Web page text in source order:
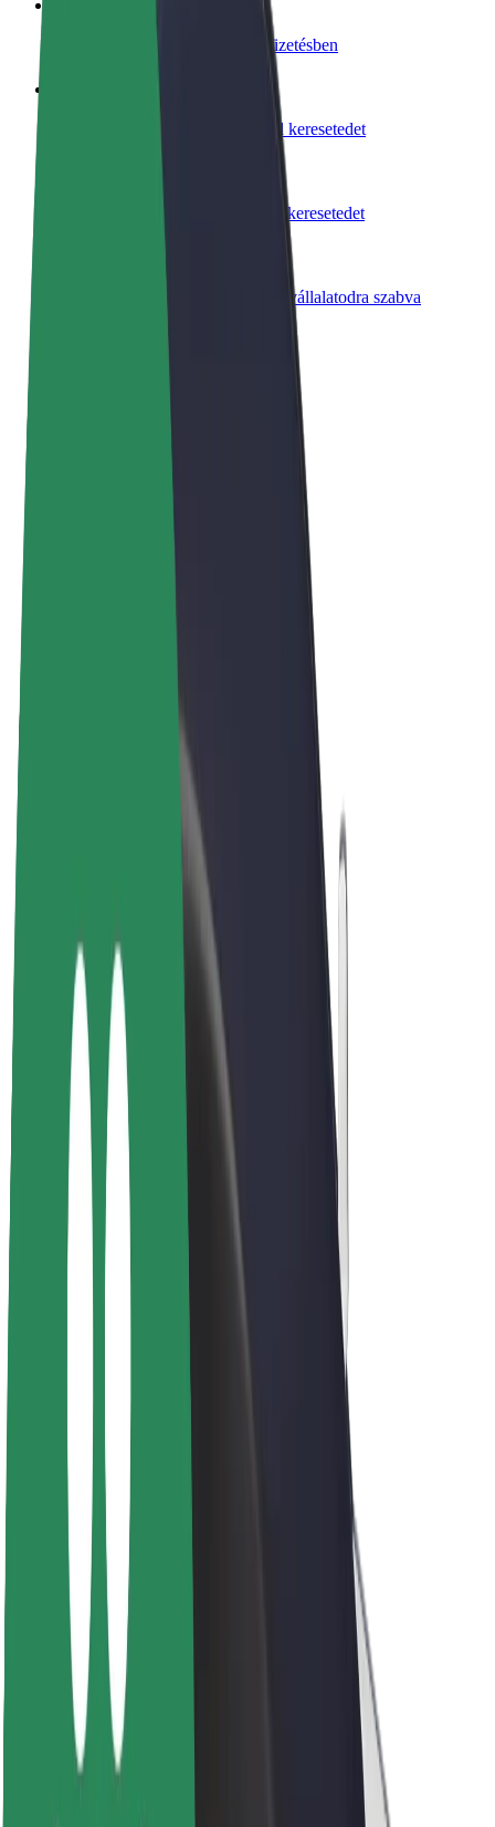
Legyél futár és részesülj heti kifizetésben
Érj el több felhasználót és növeld keresetedet
Regisztrálj flottatulajdonosként
Légy Bolt flottapartner és növeld keresetedet
Bolt for Business
Bolt termékek és szolgáltatások a vállalatodra szabva
Keress a Bolttal
Sofőrök
Sofőr kereset
Futárok
Futár kereset
Bolt Food kereskedők
Flották
Fenntarthatóság a Boltnál
Blog
Sajtószoba
Küldetés
Befektetői kapcsolatok
Vezetőség
Márka
Média
Urban Fund